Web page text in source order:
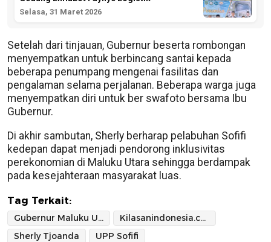
Selasa, 31 Maret 2026
Setelah dari tinjauan, Gubernur beserta rombongan
menyempatkan untuk berbincang santai kepada
beberapa penumpang mengenai fasilitas dan
pengalaman selama perjalanan. Beberapa warga juga
menyempatkan diri untuk ber swafoto bersama Ibu
Gubernur.
Di akhir sambutan, Sherly berharap pelabuhan Sofifi
kedepan dapat menjadi pendorong inklusivitas
perekonomian di Maluku Utara sehingga berdampak
pada kesejahteraan masyarakat luas.
Tag Terkait:
Gubernur Maluku Utara
Kilasanindonesia.com
Sherly Tjoanda
UPP Sofifi